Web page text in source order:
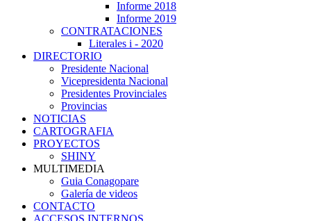
Informe 2018
Informe 2019
CONTRATACIONES
Literales i - 2020
DIRECTORIO
Presidente Nacional
Vicepresidenta Nacional
Presidentes Provinciales
Provincias
NOTICIAS
CARTOGRAFIA
PROYECTOS
SHINY
MULTIMEDIA
Guia Conagopare
Galería de videos
CONTACTO
ACCESOS INTERNOS